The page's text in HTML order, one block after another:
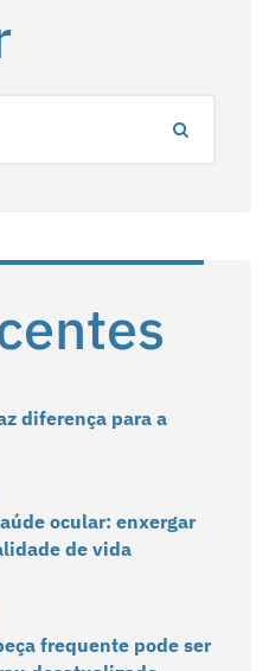
diferença para a
ocular: enxergar
de vida
frequente pode ser